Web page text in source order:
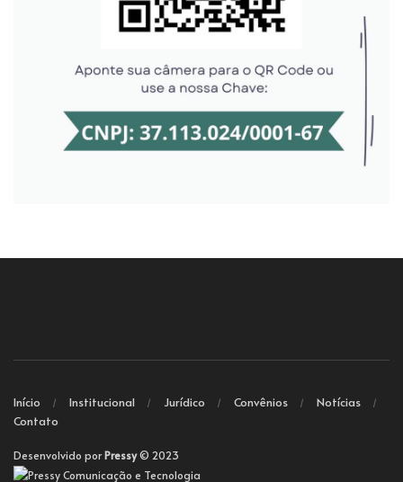
Início Institucional Jurídico Convênios
Notícias
Contato
Desenvolvido porPressy© 2023